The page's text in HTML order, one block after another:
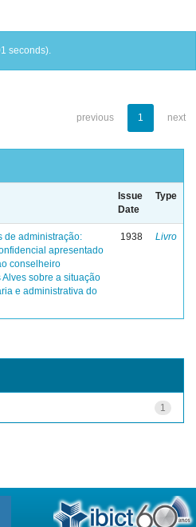
seconds).
previous 1 next
Issue
Date
Type
de administração:
apresentado
conselheiro
Alves sobre a situação
e administrativa do
1938 Livro
1